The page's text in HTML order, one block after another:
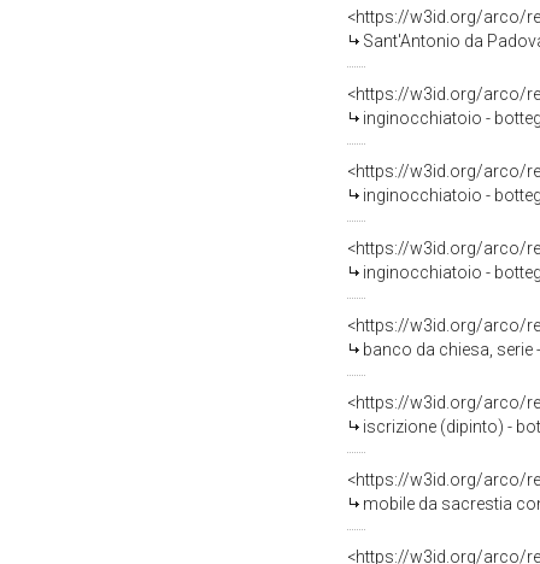
<https://w3id.org/arco/
Sant'Antonio da
<https://w3id.org/arco/
inginocchiatoio -
<https://w3id.org/arco/
inginocchiatoio -
<https://w3id.org/arco/
inginocchiatoio -
<https://w3id.org/arco/
banco da chiesa, serie
<https://w3id.org/arco/
iscrizione (dipinto) -
<https://w3id.org/arco/
mobile da sacrestia
<https://w3id.org/arco/